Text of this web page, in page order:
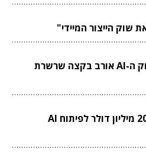
צוואר הבקבוק הבא בשוק ה-AI אורב בקצה שרשרת
Limitless Labs גייסה 20 מיליון דולר לפיתוח AI